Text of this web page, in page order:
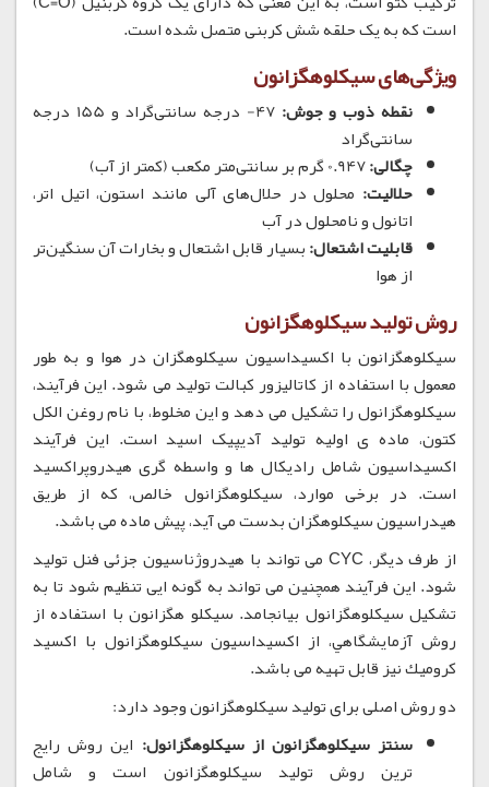
است که به یک حلقه شش کربنی متصل شده است.
ویژگی‌های سیکلوهگزانون
نقطه ذوب و جوش:
47- درجه سانتی‌گراد و 155 درجه
سانتی‌گراد
چگالی:0.947 گرم بر سانتی‌متر مکعب (کمتر از آب)
حلالیت: محلول در حلال‌های آلی مانند استون، اتیل اتر،
اتانول و نامحلول در آب
قابلیت اشتعال:بسیار قابل اشتعال و بخارات آن سنگین‌تر
از هوا
روش تولید سیکلوهگزانون
سیکلوهگزانون با اکسیداسیون سیکلوهگزان در هوا و به طور
معمول با استفاده از کاتالیزور کبالت تولید می شود. این فرآیند،
سیکلوهگزانول را تشکیل می دهد و این مخلوط، با نام روغن الکل
کتون، ماده ی اولیه تولید آدیپیک اسید است. این فرآیند
اکسیداسیون شامل رادیکال ها و واسطه گری هیدروپراکسید
است. در برخی موارد، سیکلوهگزانول خالص، که از طریق
هیدراسیون سیکلوهگزان بدست می آید، پیش ماده می باشد.
از طرف دیگر، CYC می تواند با هیدروژناسیون جزئی فنل تولید
شود. این فرآیند همچنین می تواند به گونه ایی تنظیم شود تا به
تشکیل سیکلوهگزانول بیانجامد. سيكلو هگزانون با استفاده از
روش آزمايشگاهي، از اكسيداسيون سیکلوهگزانول با اكسيد
كروميك نیز قابل تهيه می باشد.
دو روش اصلی برای تولید سیکلوهگزانون وجود دارد:
سنتز سیکلوهگزانون از سیکلوهگزانول: این روش رایج
ترین روش تولید سیکلوهگزانون است و شامل